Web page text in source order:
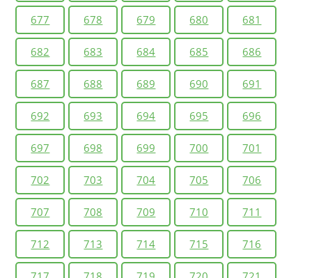
677 678 679 680 681
682 683 684 685 686
687 688 689 690 691
692 693 694 695 696
697 698 699 700 701
702 703 704 705 706
707 708 709 710 711
712 713 714 715 716